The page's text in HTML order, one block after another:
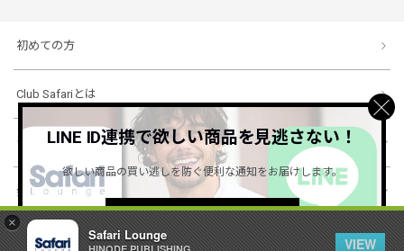
×
Safari Lounge
VIEW
初めての方
Club Safariとは
ショッピングガイド
会社概要・規約
LINE ID連携で欲しい商品を見逃さない！
欲しい商品の買い逃しを防ぐ便利な通知をお届けします。
詳しくはこちら ＞